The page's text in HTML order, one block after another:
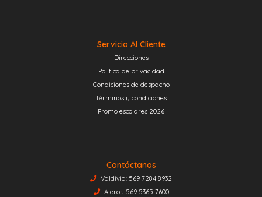
Servicio Al Cliente
Direcciones
Política de privacidad
Condiciones de despacho
Términos y condiciones
Promo escolares 2026
Contáctanos
Valdivia: 569 7284 8932
Alerce: 569 5365 7600